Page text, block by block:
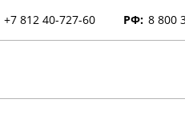
+7 812 40-727-60 РФ: 8 800